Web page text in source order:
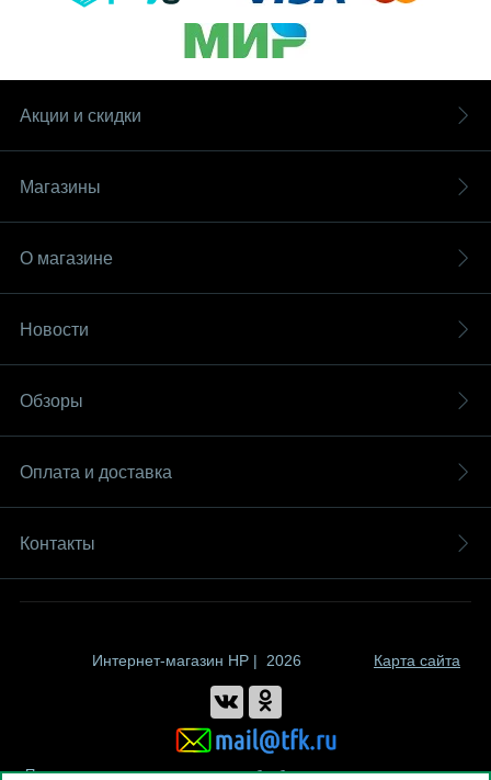
Акции и скидки
Магазины
О магазине
Новости
Обзоры
Оплата и доставка
Контакты
Интернет-магазин HP | 2026 Карта сайта
Политика компании в отношении обработки персональных данных